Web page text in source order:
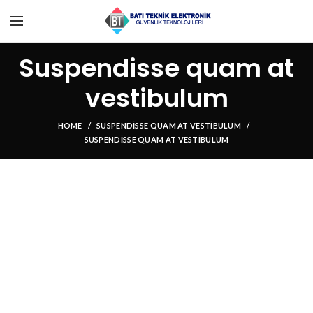
Suspendisse quam at
vestibulum
HOME
SUSPENDISSE QUAM AT VESTIBULUM
SUSPENDISSE QUAM AT VESTIBULUM